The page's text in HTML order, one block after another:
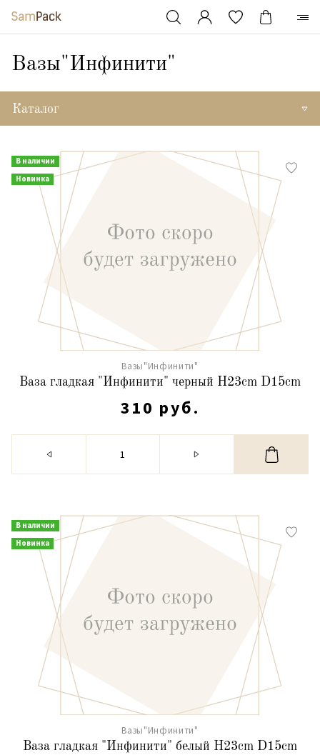
Вазы"Инфинити"
Каталог
В наличии
Новинка
Вазы"Инфинити"
Ваза гладкая "Инфинити" черный H23cm D15cm
310 руб.
В наличии
Новинка
Вазы"Инфинити"
Ваза гладкая "Инфинити" белый H23cm D15cm